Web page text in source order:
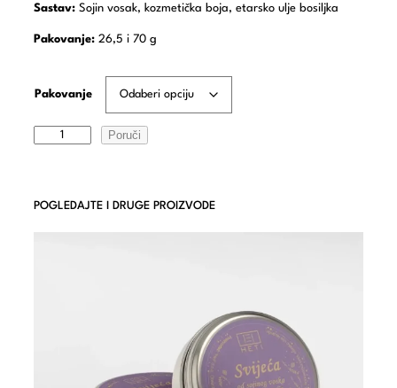
Sastav: Sojin vosak, kozmetička boja, etarsko ulje bosiljka
Pakovanje: 26,5 i 70 g
Pakovanje
Poruči
POGLEDAJTE I DRUGE PROIZVODE